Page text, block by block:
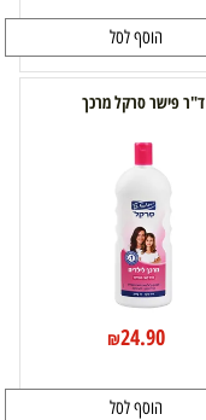
הוסף לסל
ד"ר פישר סרקל מרכך
₪24.90
הוסף לסל